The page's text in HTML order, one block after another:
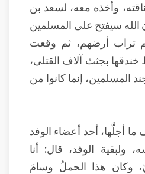
وأخذه معه، لسعد بن
سيفتح على المسلمين
تراب أرضهم، ثم وقعت
بجثث آلاف القتلى،
المسلمين، إنما كانوا من
أجلَّها، أحد أعضاء الوفد
ولبقية الوفد، قال: أنا
وكان هذا الحملُ وسامَ